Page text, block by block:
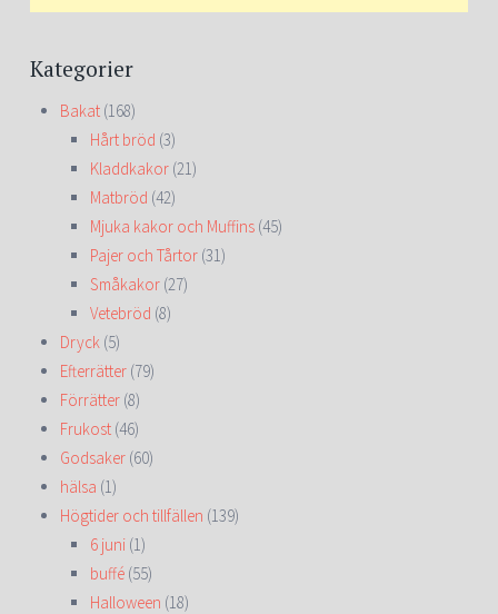
Kategorier
Bakat (168)
Hårt bröd (3)
Kladdkakor (21)
Matbröd (42)
Mjuka kakor och Muffins (45)
Pajer och Tårtor (31)
Småkakor (27)
Vetebröd (8)
Dryck (5)
Efterrätter (79)
Förrätter (8)
Frukost (46)
Godsaker (60)
hälsa (1)
Högtider och tillfällen (139)
6 juni (1)
buffé (55)
Halloween (18)